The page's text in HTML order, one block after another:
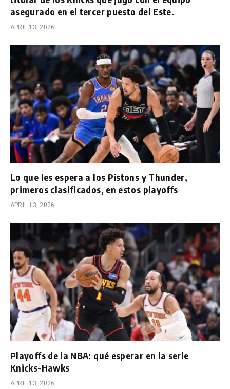
asegurado en el tercer puesto del Este.
APRIL 13, 2026
Lo que les espera a los Pistons y Thunder,
primeros clasificados, en estos playoffs
APRIL 13, 2026
Playoffs de la NBA: qué esperar en la serie
Knicks-Hawks
APRIL 13, 2026